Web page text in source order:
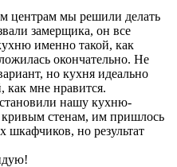
центрам мы решили делать
замерщика, он все
именно такой, как
окончательно. Не
но кухня идеально
как мне нравится.
нашу кухню-
стенам, им пришлось
шкафчиков, но результат